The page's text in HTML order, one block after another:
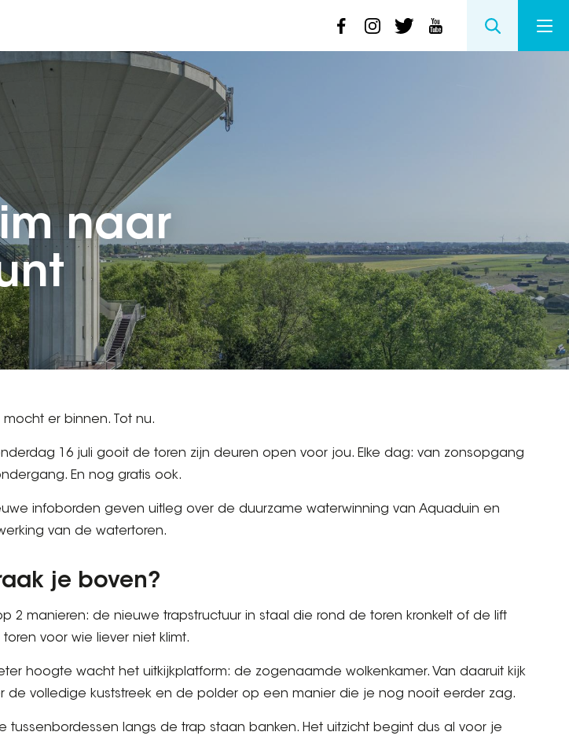
naar
mocht er binnen. Tot nu.
16 juli gooit de toren zijn deuren open voor jou. Elke dag: van zonsopgang
En nog gratis ook.
infoborden geven uitleg over de duurzame waterwinning van Aquaduin en
van de watertoren.
je boven?
2 manieren: de nieuwe trapstructuur in staal die rond de toren kronkelt of de lift
voor wie liever niet klimt.
hoogte wacht het uitkijkplatform: de zogenaamde wolkenkamer. Van daaruit kijk
de volledige kuststreek en de polder op een manier die je nog nooit eerder zag.
tussenbordessen langs de trap staan banken. Het uitzicht begint dus al voor je